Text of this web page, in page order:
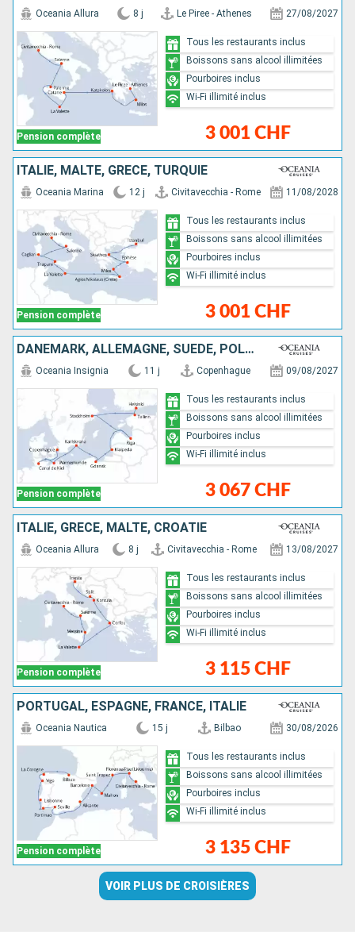
Pension complète
Oceania Allura 8 j Le Piree - Athenes 27/08/2027
3 001 CHF
Tous les restaurants inclus
Boissons sans alcool illimitées
Pourboires inclus
Wi-Fi illimité inclus
ITALIE, MALTE, GRÈCE, TURQUIE
Pension complète
Oceania Marina 12 j Civitavecchia - Rome 11/08/2028
3 001 CHF
Tous les restaurants inclus
Boissons sans alcool illimitées
Pourboires inclus
Wi-Fi illimité inclus
DANEMARK, ALLEMAGNE, SUÈDE, POLOGNE, LITUANIE, LETTONIE, ESTONIE, FINLANDE
Pension complète
Oceania Insignia 11 j Copenhague 09/08/2027
3 067 CHF
Tous les restaurants inclus
Boissons sans alcool illimitées
Pourboires inclus
Wi-Fi illimité inclus
ITALIE, GRÈCE, MALTE, CROATIE
Pension complète
Oceania Allura 8 j Civitavecchia - Rome 13/08/2027
3 115 CHF
Tous les restaurants inclus
Boissons sans alcool illimitées
Pourboires inclus
Wi-Fi illimité inclus
PORTUGAL, ESPAGNE, FRANCE, ITALIE
Pension complète
Oceania Nautica 15 j Bilbao 30/08/2026
3 135 CHF
Tous les restaurants inclus
Boissons sans alcool illimitées
Pourboires inclus
Wi-Fi illimité inclus
VOIR PLUS DE CROISIÈRES